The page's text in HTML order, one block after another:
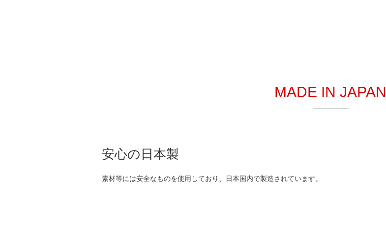
MADE IN JAPAN
安心の日本製
素材等には安全なものを使用しており、日本国内で製造されています。